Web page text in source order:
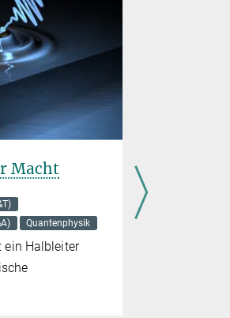
Macht
Quantenphysik
ein Halbleiter